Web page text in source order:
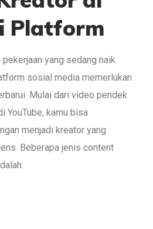
Platform
yang sedang naik
sosial media memerlukan
Mulai dari video pendek
YouTube, kamu bisa
menjadi kreator yang
Beberapa jenis content